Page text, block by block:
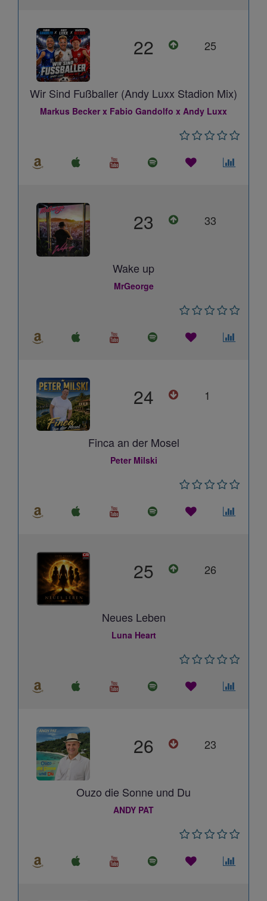
22 25
Wir Sind Fußballer (Andy Luxx Stadion Mix)
Markus Becker x Fabio Gandolfo x Andy Luxx
23 33
Wake up
MrGeorge
24 1
Finca an der Mosel
Peter Milski
25 26
Neues Leben
Luna Heart
26 23
Ouzo die Sonne und Du
ANDY PAT